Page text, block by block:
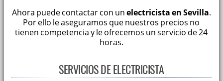
Ahora puede contactar con unelectricista en Sevilla.
Por ello le aseguramos que nuestros precios no
tienen competencia y le ofrecemos un servicio de 24
horas.
SERVICIOS DE ELECTRICISTA